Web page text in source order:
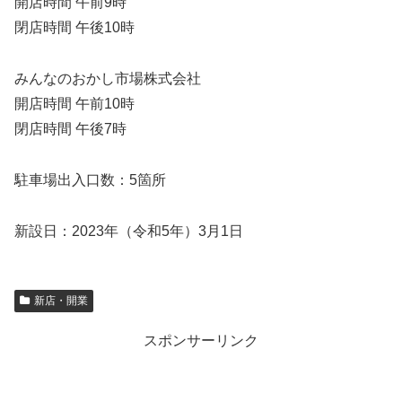
閉店時間 午後10時
みんなのおかし市場株式会社
開店時間 午前10時
閉店時間 午後7時
駐車場出入口数：5箇所
新設日：2023年（令和5年）3月1日
新店・開業
スポンサーリンク